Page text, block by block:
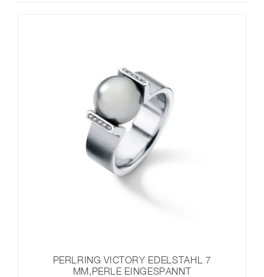
PERLRING VICTORY EDELSTAHL 7
MM,PERLE EINGESPANNT